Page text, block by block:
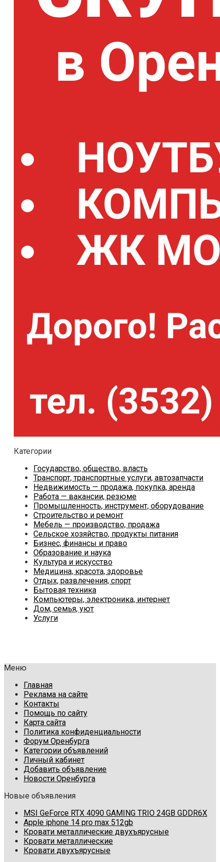
Категории
Государство, общество, власть
Транспорт, транспортные услуги, автозапчасти
Недвижимость — продажа, покупка, аренда
Работа — вакансии, резюме
Промышленность, инструмент, оборудование
Строительство и ремонт
Мебель — производство, продажа
Сельское хозяйство, продукты питания
Бизнес, финансы и право
Образование и наука
Культура и искусство
Медицина, красота, здоровье
Отдых, развлечения, спорт
Бытовая техника
Компьютеры, электроника, интернет
Дом, семья, уют
Услуги
Меню
Главная
Реклама на сайте
Контакты
Помощь по сайту
Карта сайта
Политика конфиденциальности
Форум Оренбурга
Категории объявлений
Личный кабинет
Добавить объявление
Новости Оренбурга
Новые объявления
MSI GeForce RTX 4090 GAMING TRIO 24GB GDDR6X
Apple iphone 14 pro max 512gb
Кровати металлические двухъярусные
Кровати металлические
Кровати двухъярусные